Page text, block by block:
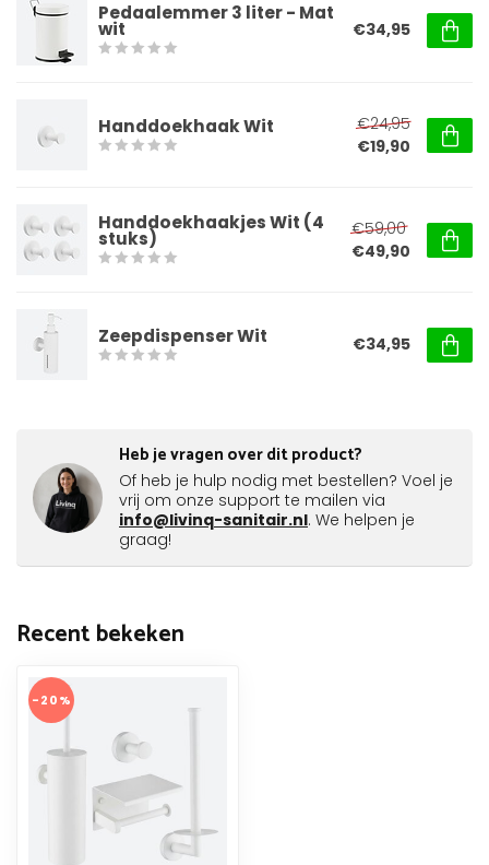
Pedaalemmer 3 liter - Mat
wit €34,95
Handdoekhaak Wit
€24,95
€19,90
Handdoekhaakjes Wit (4
stuks)
€59,00
€49,90
Zeepdispenser Wit €34,95
Heb je vragen over dit product?
Of heb je hulp nodig met bestellen? Voel je
vrij om onze support te mailen via
info@livinq-sanitair.nl. We helpen je
graag!
Recent bekeken
-20%